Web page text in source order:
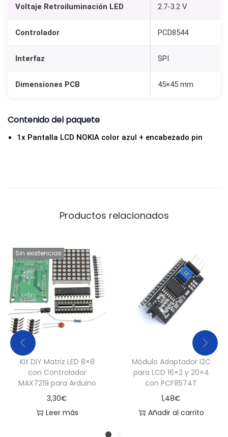
Voltaje Retroiluminación LED 2.7-3.2 V
Controlador PCD8544
Interfaz SPI
Dimensiones PCB 45×45 mm
Contenido del paquete
1x Pantalla LCD NOKIA color azul + encabezado pin
Productos relacionados
Sin existencias
Kit DIY Matriz LED 8×8
con Controlador
MAX7219 para Arduino
3,30€
Leer más
Módulo Adaptador I2C
para LCD 16×2 y 20×4
con PCF8574T
1,48€
Añadir al carrito